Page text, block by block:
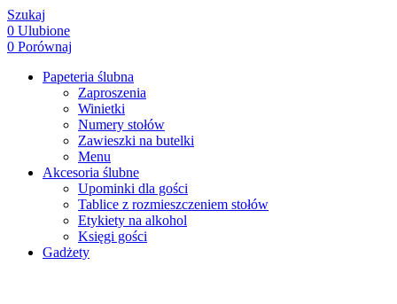
Szukaj
0 Ulubione
0 Porównaj
Papeteria ślubna
Zaproszenia
Winietki
Numery stołów
Zawieszki na butelki
Menu
Akcesoria ślubne
Upominki dla gości
Tablice z rozmieszczeniem stołów
Etykiety na alkohol
Księgi gości
Gadżety